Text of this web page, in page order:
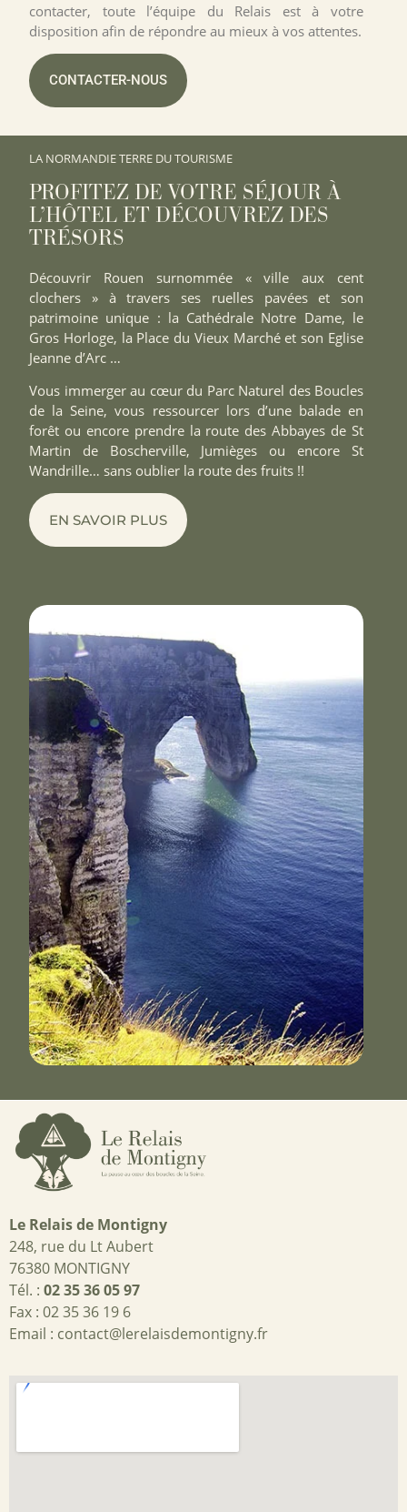
contacter, toute l’équipe du Relais est à votre
disposition afin de répondre au mieux à vos attentes.
CONTACTER-NOUS
LA NORMANDIE TERRE DU TOURISME
PROFITEZ DE VOTRE SÉJOUR À
L’HÔTEL ET DÉCOUVREZ DES
TRÉSORS
Découvrir Rouen surnommée « ville aux cent
clochers » à travers ses ruelles pavées et son
patrimoine unique : la Cathédrale Notre Dame, le
Gros Horloge, la Place du Vieux Marché et son Eglise
Jeanne d’Arc …
Vous immerger au cœur du Parc Naturel des Boucles
de la Seine, vous ressourcer lors d’une balade en
forêt ou encore prendre la route des Abbayes de St
Martin de Boscherville, Jumièges ou encore St
Wandrille… sans oublier la route des fruits !!
EN SAVOIR PLUS
Le Relais de Montigny
248, rue du Lt Aubert
76380 MONTIGNY
Tél. : 02 35 36 05 97
Fax : 02 35 36 19 6
Email : contact@lerelaisdemontigny.fr